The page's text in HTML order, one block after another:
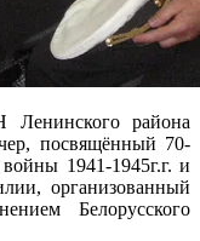
района
посвящённый 70-
1941-1945г.г. и
организованный
Белорусского